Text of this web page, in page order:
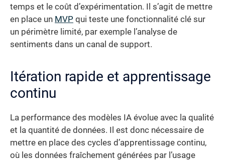
temps et le coût d’expérimentation. Il s’agit de mettre
en place un MVP qui teste une fonctionnalité clé sur
un périmètre limité, par exemple l’analyse de
sentiments dans un canal de support.
Itération rapide et apprentissage
continu
La performance des modèles IA évolue avec la qualité
et la quantité de données. Il est donc nécessaire de
mettre en place des cycles d’apprentissage continu,
où les données fraîchement générées par l’usage